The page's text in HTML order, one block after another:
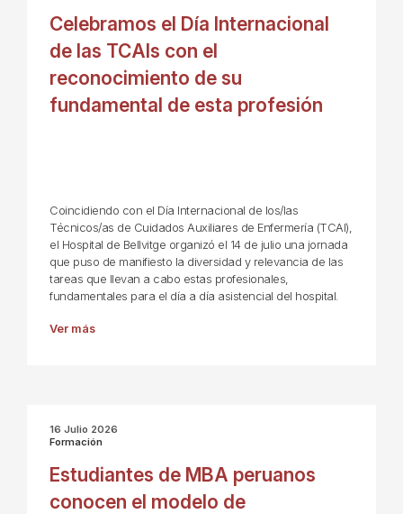
Celebramos el Día Internacional
de las TCAIs con el
reconocimiento de su
fundamental de esta profesión
Coincidiendo con el Día Internacional de los/las
Técnicos/as de Cuidados Auxiliares de Enfermería (TCAI),
el Hospital de Bellvitge organizó el 14 de julio una jornada
que puso de manifiesto la diversidad y relevancia de las
tareas que llevan a cabo estas profesionales,
fundamentales para el día a día asistencial del hospital.
Ver más
16 Julio 2026
Formación
Estudiantes de MBA peruanos
conocen el modelo de